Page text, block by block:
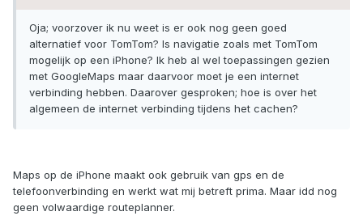
Oja; voorzover ik nu weet is er ook nog geen goed
alternatief voor TomTom? Is navigatie zoals met TomTom
mogelijk op een iPhone? Ik heb al wel toepassingen gezien
met GoogleMaps maar daarvoor moet je een internet
verbinding hebben. Daarover gesproken; hoe is over het
algemeen de internet verbinding tijdens het cachen?
Maps op de iPhone maakt ook gebruik van gps en de
telefoonverbinding en werkt wat mij betreft prima. Maar idd nog
geen volwaardige routeplanner.